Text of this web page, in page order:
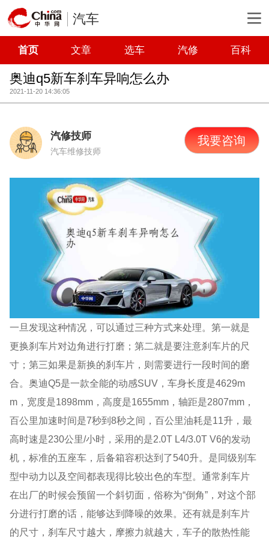
汽车
首页 文章 选车 汽修 百科
奥迪q5新车刹车异响怎么办
2021-11-20 14:36:05
汽修技师
汽车维修技师
我要咨询
一旦发现这种情况，可以通过三种方式来处理。第一就是
更换刹车片对边角进行打磨；第二就是要注意刹车片的尺
寸；第三如果是新换的刹车片，则需要进行一段时间的磨
合。奥迪Q5是一款全能的动感SUV，车身长度是4629m
m，宽度是1898mm，高度是1655mm，轴距是2807mm，
百公里加速时间是7秒到8秒之间，百公里油耗是11升，最
高时速是230公里/小时，采用的是2.0T L4/3.0T V6的发动
机，标准的五座车，后备箱容积达到了540升。是同级别车
型中动力以及空间都表现得比较出色的车型。通常刹车片
在出厂的时候会预留一个斜切面，俗称为“倒角”，对这个部
分进行打磨的话，能够达到降噪的效果。还有就是刹车片
的尺寸，刹车尺寸越大，摩擦力就越大，车子的散热性能